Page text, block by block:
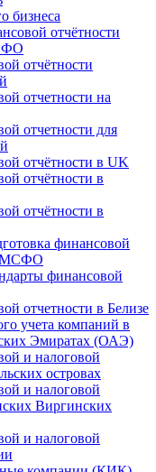
бизнеса
отчётности
отчётности
отчетности на
отчетности для
отчётности в UK
отчётности в
отчётности в
финансовой
МСФО
финансовой
отчетности в Белизе
учета компаний в
Эмиратах (ОАЭ)
и налоговой
островах
и налоговой
Виргинских
и налоговой